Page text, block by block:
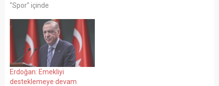
"Spor" içinde
Erdoğan: Emekliyi
desteklemeye devam